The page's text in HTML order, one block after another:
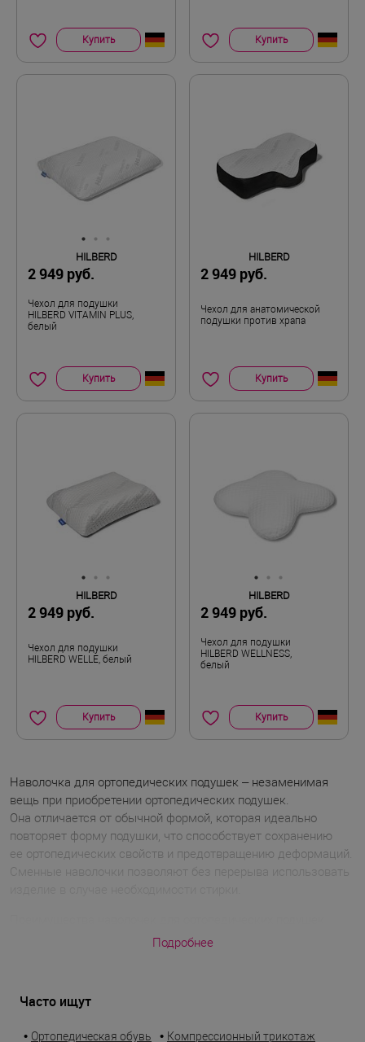
Купить Купить
HILBERD
2 949 руб.
Чехол для подушки
HILBERD VITAMIN PLUS,
белый
Купить
HILBERD
2 949 руб.
Чехол для анатомической
подушки против храпа
Купить
HILBERD
2 949 руб.
Чехол для подушки
HILBERD WELLE, белый
Купить
HILBERD
2 949 руб.
Чехол для подушки
HILBERD WELLNESS,
белый
Купить
Наволочка для ортопедических подушек – незаменимая
вещь при приобретении ортопедических подушек.
Она отличается от обычной формой, которая идеально
повторяет форму подушки, что способствует сохранению
ее ортопедических свойств и предотвращению деформаций.
Сменные наволочки позволяют без перерыва использовать
из ассортимента интернет-магазина medi:
складок.
Подробнее
Часто ищут
• Ортопедическая обувь • Компрессионный трикотаж